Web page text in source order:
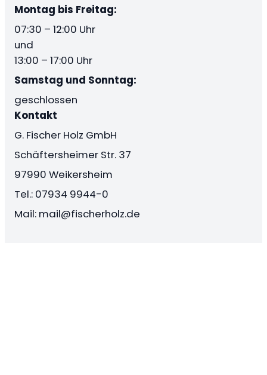
Montag bis Freitag:
07:30 – 12:00 Uhr
und
13:00 – 17:00 Uhr
Samstag und Sonntag:
geschlossen
Kontakt
G. Fischer Holz GmbH
Schäftersheimer Str. 37
97990 Weikersheim
Tel.: 07934 9944-0
Mail: mail@fischerholz.de